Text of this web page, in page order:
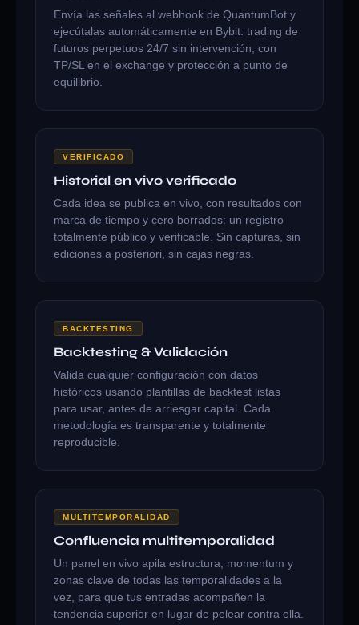
Envía las señales al webhook de QuantumBot y
ejecútalas automáticamente en Bybit: trading de
futuros perpetuos 24/7 sin intervención, con
TP/SL en el exchange y protección a punto de
equilibrio.
VERIFICADO
Historial en vivo verificado
Cada idea se publica en vivo, con resultados con
marca de tiempo y cero borrados: un registro
totalmente público y verificable. Sin capturas, sin
ediciones a posteriori, sin cajas negras.
BACKTESTING
Backtesting & Validación
Valida cualquier configuración con datos
históricos usando plantillas de backtest listas
para usar, antes de arriesgar capital. Cada
metodología es transparente y totalmente
reproducible.
MULTITEMPORALIDAD
Confluencia multitemporalidad
Un panel en vivo apila estructura, momentum y
zonas clave de todas las temporalidades a la
vez, para que tus entradas acompañen la
tendencia superior en lugar de pelear contra ella.